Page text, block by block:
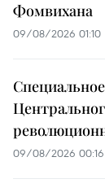
Фомвихана
09/08/2026 01:10
09/08/2026 00:16